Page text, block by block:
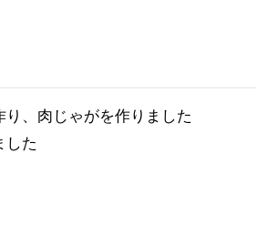
、肉じゃがを作りました
した